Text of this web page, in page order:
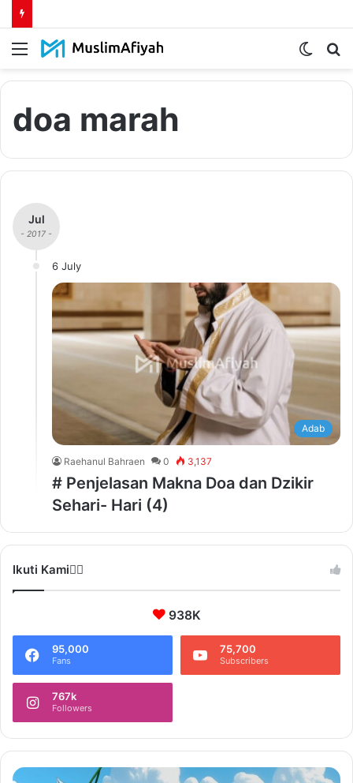
Menu
Switch
doa marah
Jul
- 2017 -
6 July
Adab
Raehanul Bahraen 0 3,137
# Penjelasan Makna Doa dan Dzikir
Sehari- Hari (4)
Ikuti Kami❤️‍🔥
938K
95,000
Fans
75,700
Subscribers
767k
Followers